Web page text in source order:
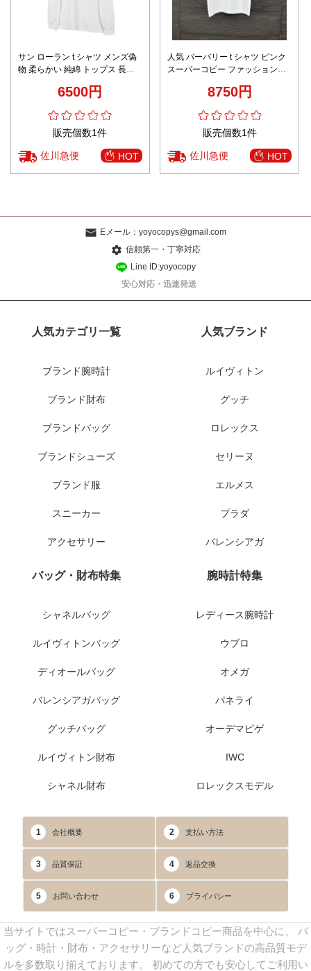
サン ローラン t シャツ メンズ偽
物 柔らかい 純綿 トップス 長袖
6500円
販売個数1件
佐川急便 HOT
人気 バーバリー t シャツ ピンク
スーパーコピー ファッション感
8750円
販売個数1件
佐川急便 HOT
Eメール： yoyocopys@gmail.com
信頼第一・丁寧対応
Line ID:yoyocopy
安心対応・迅速発送
人気カテゴリ一覧
ブランド腕時計
ブランド財布
ブランドバッグ
ブランドシューズ
ブランド服
スニーカー
アクセサリー
人気ブランド
ルイヴィトン
グッチ
ロレックス
セリーヌ
エルメス
プラダ
バレンシアガ
バッグ・財布特集
シャネルバッグ
ルイヴィトンバッグ
ディオールバッグ
バレンシアガバッグ
グッチバッグ
ルイヴィトン財布
シャネル財布
腕時計特集
レディース腕時計
ウブロ
オメガ
パネライ
オーデマピゲ
IWC
ロレックスモデル
1 会社概要 2 支払い方法
3 品質保証 4 返品交換
5 お問い合わせ 6 プライバシー
当サイトではスーパーコピー・ブランドコピー商品を中心に、 バ
ッグ・時計・財布・アクセサリーなど人気ブランドの高品質モデ
ルを多数取り揃えております。 初めての方でも安心してご利用い